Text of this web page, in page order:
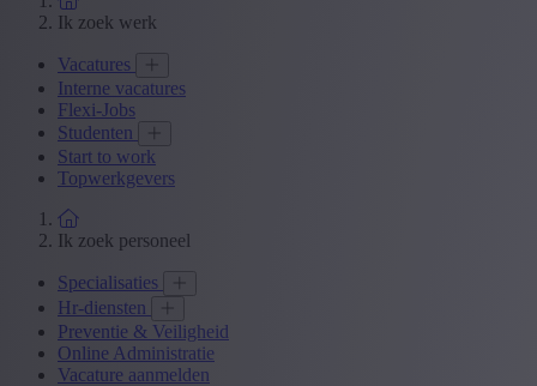
Ik zoek werk
Vacatures
Interne vacatures
Flexi-Jobs
Studenten
Start to work
Topwerkgevers
Ik zoek personeel
Specialisaties
Hr-diensten
Preventie & Veiligheid
Online Administratie
Vacature aanmelden